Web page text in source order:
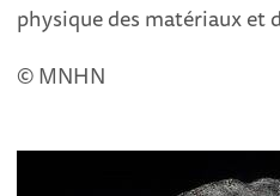
physique des matériaux et
© MNHN